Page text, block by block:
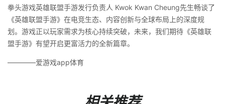
拳头游戏英雄联盟手游发行负责人 Kwok Kwan Cheung先生畅谈了
《英雄联盟手游》在电竞生态、内容创新与全球布局上的深度规
划。游戏正以玩家需求为核心持续突破，未来，我们期待《英雄联
盟手游》有望开启更富活力的全新篇章。
————爱游戏app体育